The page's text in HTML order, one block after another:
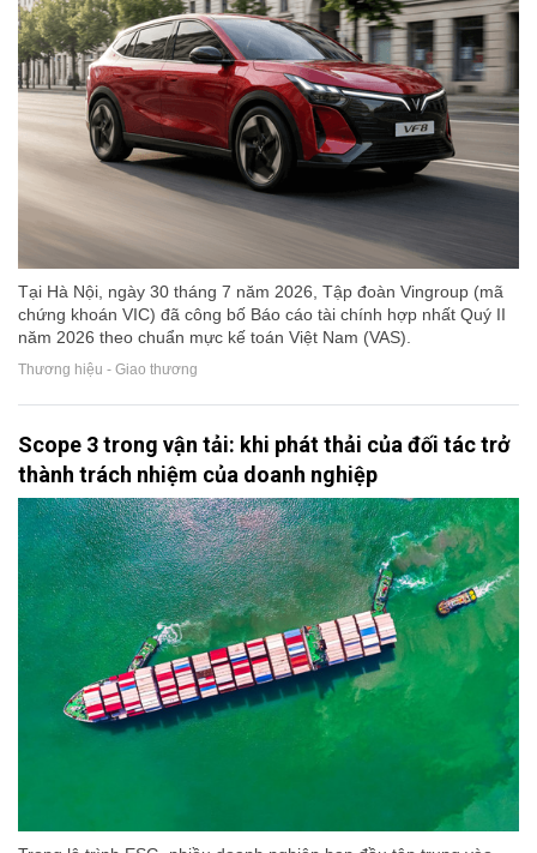
Tại Hà Nội, ngày 30 tháng 7 năm 2026, Tập đoàn Vingroup (mã
chứng khoán VIC) đã công bố Báo cáo tài chính hợp nhất Quý II
năm 2026 theo chuẩn mực kế toán Việt Nam (VAS).
Thương hiệu - Giao thương
Scope 3 trong vận tải: khi phát thải của đối tác trở
thành trách nhiệm của doanh nghiệp